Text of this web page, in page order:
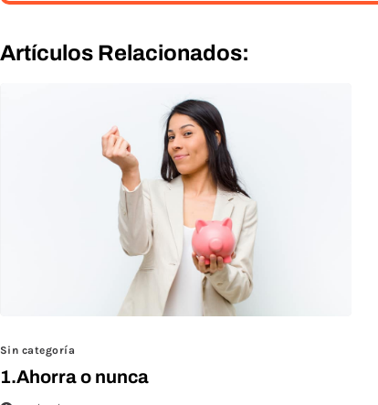
Artículos Relacionados:
Sin categoría
1.Ahorra o nunca